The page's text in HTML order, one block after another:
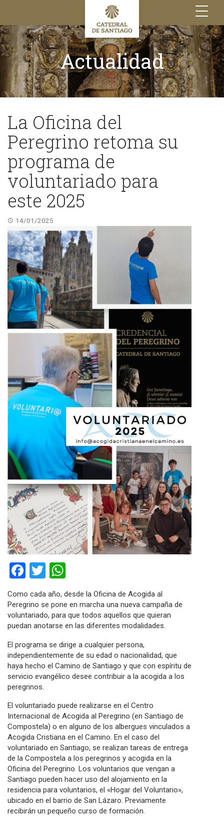
Toggle
navigation
Actualidad
La Oficina del
Peregrino retoma su
programa de
voluntariado para
este 2025
14/01/2025
Facebook
Twitter
Como cada año, desde la Oficina de Acogida al
Peregrino se pone en marcha una nueva campaña de
voluntariado, para que todos aquellos que quieran
puedan anotarse en las diferentes modalidades.
El programa se dirige a cualquier persona,
independientemente de su edad o nacionalidad, que
haya hecho el Camino de Santiago y que con espíritu de
servicio evangélico desee contribuir a la acogida a los
peregrinos.
El voluntariado puede realizarse en el Centro
Internacional de Acogida al Peregrino (en Santiago de
Compostela) o en alguno de los albergues vinculados a
Acogida Cristiana en el Camino. En el caso del
voluntariado en Santiago, se realizan tareas de entrega
de la Compostela a los peregrinos y acogida en la
Oficina del Peregrino. Los voluntarios que vengan a
Santiago pueden hacer uso del alojamiento en la
residencia para voluntarios, el «Hogar del Voluntario»,
ubicado en el barrio de San Lázaro. Previamente
recibirán un pequeño curso de formación.